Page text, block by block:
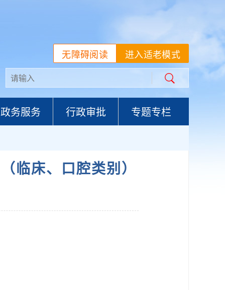
进入适老模式
无障碍阅读
政务服务 行政审批 专题专栏
临床、口腔类别）